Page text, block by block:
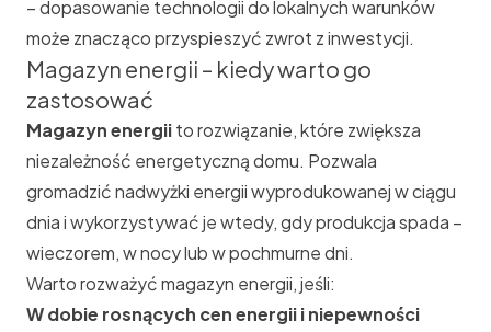
– dopasowanie technologii do lokalnych warunków
może znacząco przyspieszyć zwrot z inwestycji.
Magazyn energii – kiedy warto go
zastosować
Magazyn energiito rozwiązanie, które zwiększa
niezależność energetyczną domu. Pozwala
gromadzić nadwyżki energii wyprodukowanej w ciągu
dnia i wykorzystywać je wtedy, gdy produkcja spada –
wieczorem, w nocy lub w pochmurne dni.
Warto rozważyć magazyn energii, jeśli:
W dobie rosnących cen energii i niepewności